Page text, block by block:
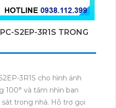
S2EP-3R1S TRONG
3R1S cho hình ảnh
100° và tầm nhìn ban
trong nhà. Hỗ trợ gọi